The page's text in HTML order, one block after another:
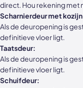
Accessoires
Akoestische panelen
GewoonGers deuren
Veelgestelde vragen
direct. Hou rekening met
Scharnierdeur met
Als de deuropening is
definitieve vloer ligt.
Taatsdeur:
Als de deuropening is
definitieve vloer ligt.
Schuifdeur: